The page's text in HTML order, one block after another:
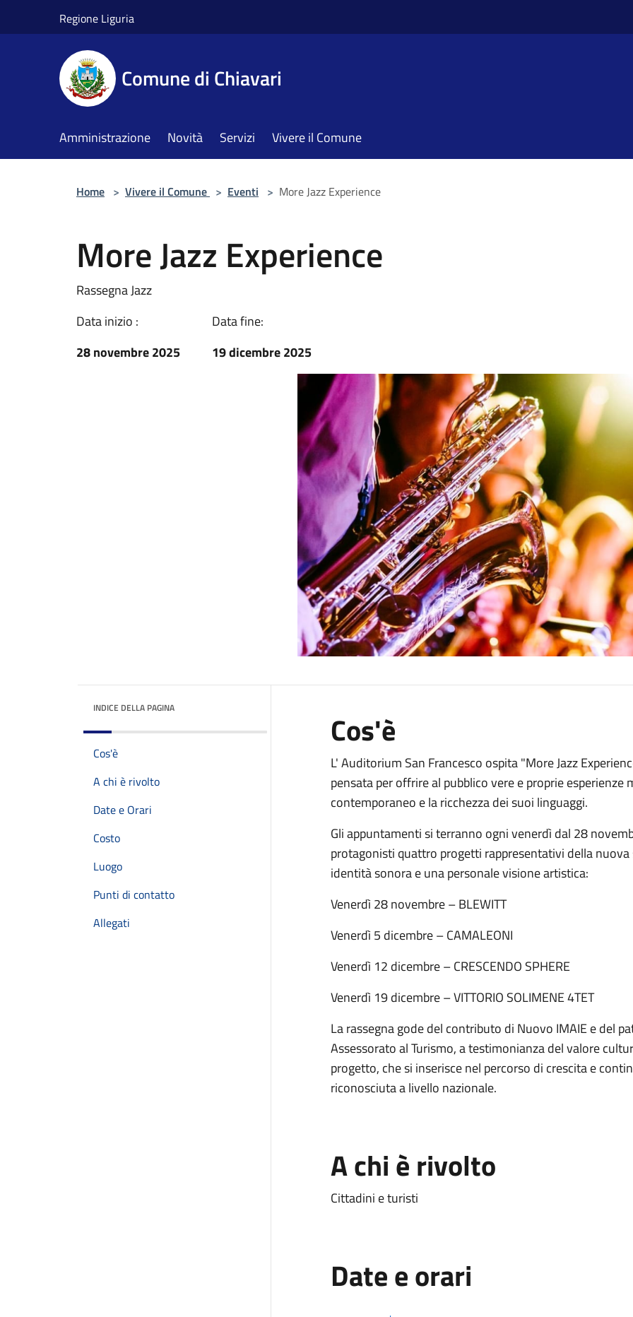
Regione Liguria
Comune di Chiavari
Amministrazione Novità Servizi Vivere il Comune
Home > Vivere il Comune > Eventi > More Jazz Experience
More Jazz Experience
Rassegna Jazz
Data inizio :
28 novembre 2025
Data fine:
19 dicembre 2025
INDICE DELLA PAGINA
Cos'è
A chi è rivolto
Date e Orari
Costo
Luogo
Punti di contatto
Allegati
Cos'è
L' Auditorium San Francesco ospita "More Jazz
pensata per offrire al pubblico vere e proprieesperienze
contemporaneo e laricchezza dei suoi linguaggi.
Gli appuntamenti si terranno ogni venerdì dal 28
protagonisti quattro progetti rappresentativi della
identitàsonora e una personale visione artistica:
Venerdì 28 novembre – BLEWITT
Venerdì 5 dicembre – CAMALEONI
Venerdì 12 dicembre – CRESCENDO SPHERE
Venerdì 19 dicembre – VITTORIO SOLIMENE 4TET
La rassegna gode del contributo di Nuovo IMAIE e del
Assessorato al Turismo, a testimonianza del valore
progetto, che si inserisce nel percorso di crescita e
riconosciuta a livello nazionale.
A chi è rivolto
Cittadini e turisti
Date e orari